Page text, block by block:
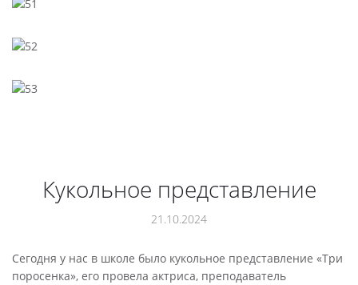
Кукольное представление
21.10.2024
Сегодня у нас в школе было кукольное представление «Три
поросенка», его провела актриса, преподаватель